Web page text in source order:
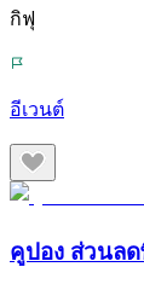
กิฟุ
อีเวนต์
คูปอง ส่วนล